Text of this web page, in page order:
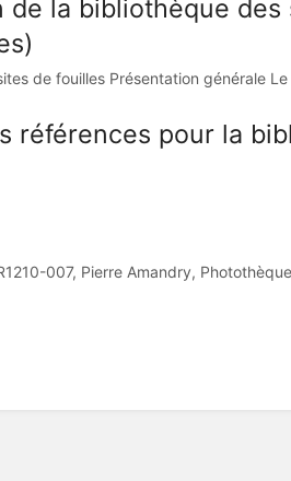
de la bibliothèque
de fouilles Présentation générale
références pour la
007, Pierre Amandry,